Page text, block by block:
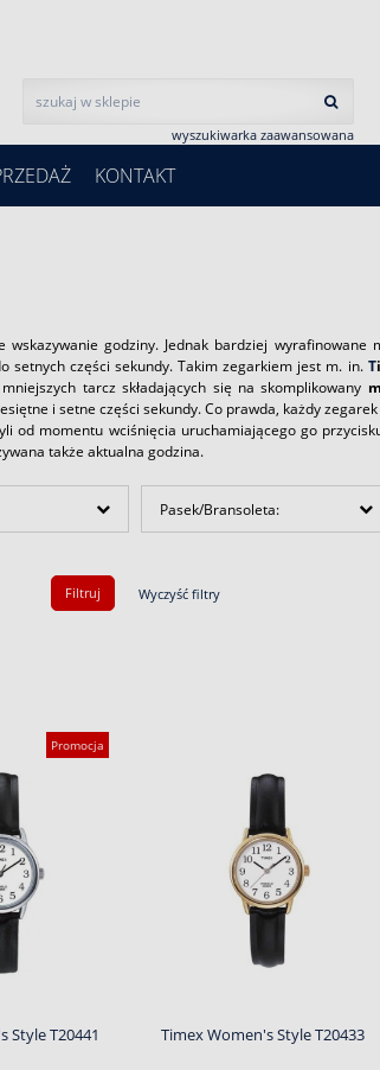
wyszukiwarka zaawansowana
KONTAKT
godziny. Jednak bardziej wyrafinowane
setnych części sekundy. Takim zegarkiem jest m. in. T
tarcz składających się na skomplikowany
i setne części sekundy. Co prawda, każdy
od momentu wciśnięcia uruchamiającego go
także aktualna godzina.
Pasek/Bransoleta:
Filtruj
Wyczyść filtry
Promocja
Style T20441 Timex Women's Style T20433